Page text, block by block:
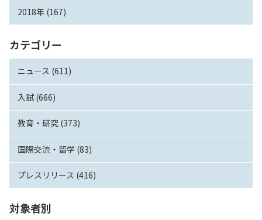
2018年 (167)
カテゴリー
ニュース (611)
入試 (666)
教育・研究 (373)
国際交流・留学 (83)
プレスリリース (416)
対象者別